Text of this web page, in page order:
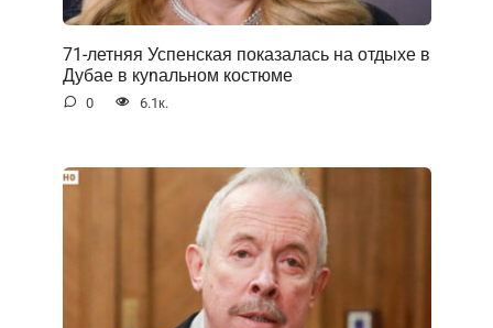
71-летняя Успенская показалась на отдыхе в
Дубае в куnальном костюме
0 6.1к.